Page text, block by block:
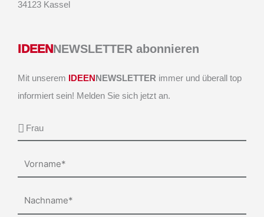
34123 Kassel
IDEENNEWSLETTER abonnieren
Mit unserem IDEENNEWSLETTER immer und überall top
informiert sein! Melden Sie sich jetzt an.
Anrede
Vorname
Nachname